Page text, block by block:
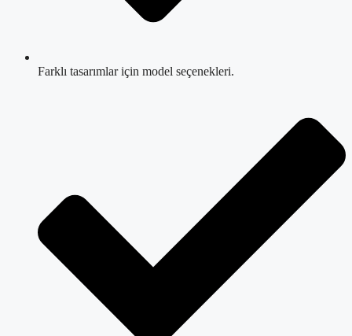
Farklı tasarımlar için model seçenekleri.